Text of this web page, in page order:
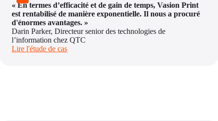
« En termes d’efficacité et de gain de temps, Vasion Print
est rentabilisé de manière exponentielle. Il nous a procuré
d'énormes avantages. »
Darin Parker, Directeur senior des technologies de
l’information chez QTC
Lire l'étude de cas